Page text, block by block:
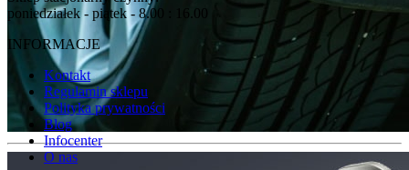
poniedziałek - piątek - 8.00 : 16.00
INFORMACJE
Kontakt
Regulamin sklepu
Polityka prywatności
Blog
Infocenter
O nas